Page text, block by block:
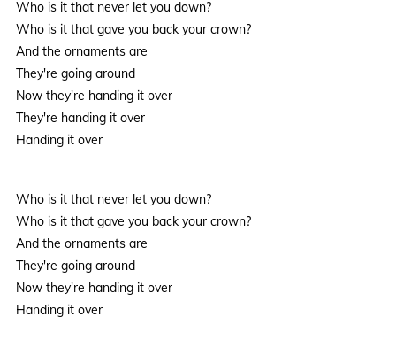
Who is it that never let you down?
Who is it that gave you back your crown?
And the ornaments are
They're going around
Now they're handing it over
They're handing it over
Handing it over
Who is it that never let you down?
Who is it that gave you back your crown?
And the ornaments are
They're going around
Now they're handing it over
Handing it over